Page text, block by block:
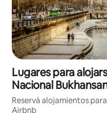
Lugares para
Nacional
Reservá alojamientos
Airbnb